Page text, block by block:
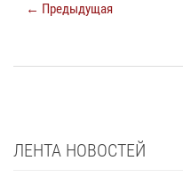
← Предыдущая
ЛЕНТА НОВОСТЕЙ